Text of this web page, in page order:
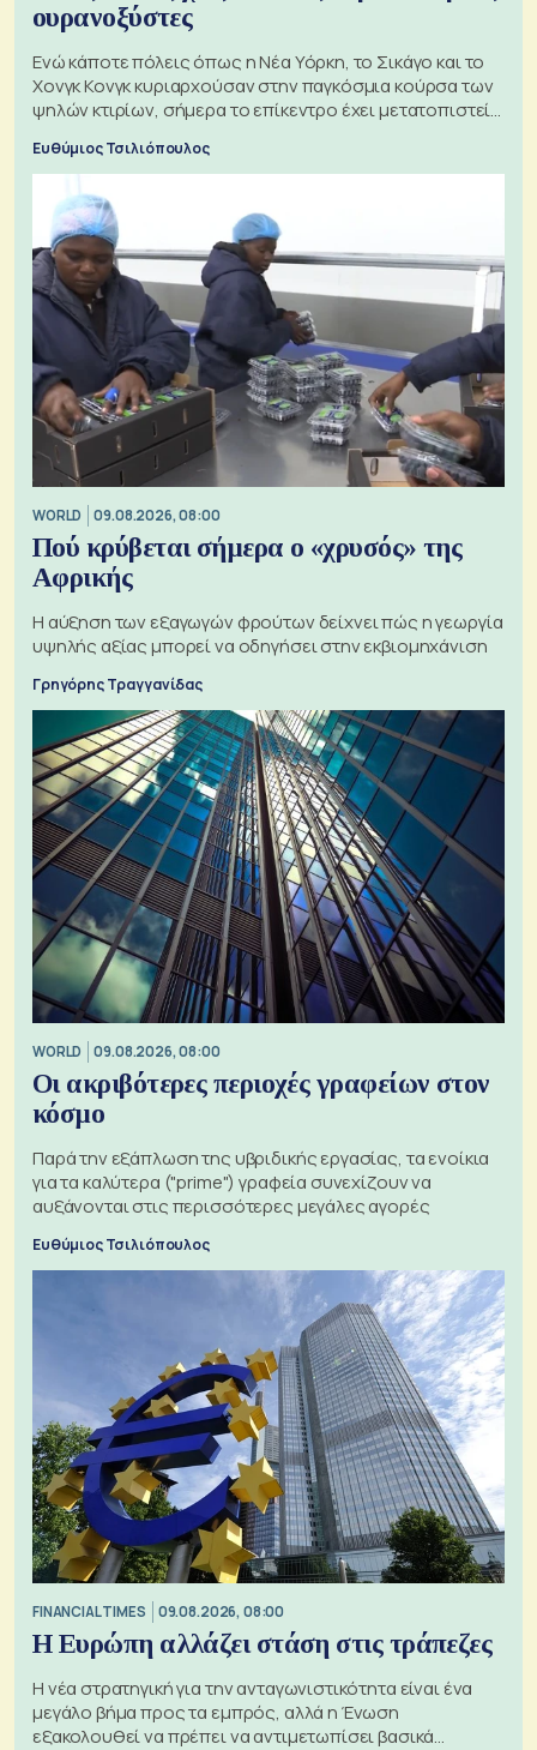
ουρανοξύστες
Ενώ κάποτε πόλεις όπως η Νέα Υόρκη, το Σικάγο και το
Χονγκ Κονγκ κυριαρχούσαν στην παγκόσμια κούρσα των
ψηλών κτιρίων, σήμερα το επίκεντρο έχει μετατοπιστεί
Ευθύμιος Τσιλιόπουλος
WORLD 09.08.2026, 08:00
Πού κρύβεται σήμερα ο «χρυσός» της
Αφρικής
Η αύξηση των εξαγωγών φρούτων δείχνει πώς η γεωργία
υψηλής αξίας μπορεί να οδηγήσει στην εκβιομηχάνιση
Γρηγόρης Τραγγανίδας
WORLD 09.08.2026, 08:00
Οι ακριβότερες περιοχές γραφείων στον
κόσμο
Παρά την εξάπλωση της υβριδικής εργασίας, τα ενοίκια
για τα καλύτερα ("prime") γραφεία συνεχίζουν να
αυξάνονται στις περισσότερες μεγάλες αγορές
Ευθύμιος Τσιλιόπουλος
FINANCIAL TIMES 09.08.2026, 08:00
Η Ευρώπη αλλάζει στάση στις τράπεζες
Η νέα στρατηγική για την ανταγωνιστικότητα είναι ένα
μεγάλο βήμα προς τα εμπρός, αλλά η Ένωση
εξακολουθεί να πρέπει να αντιμετωπίσει βασικά